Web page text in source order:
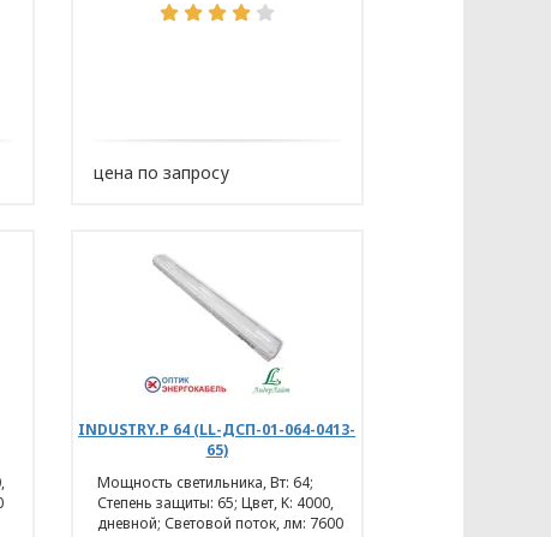
цена по запросу
INDUSTRY.Р 64 (LL-ДСП-01-064-0413-
65)
Мощность светильника, Вт: 64;
Степень защиты: 65; Цвет, K: 4000,
дневной; Световой поток, лм: 7600